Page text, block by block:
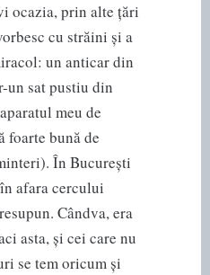
ocazia, prin alte țări
cu străini și a
un anticar din
un sat pustiu din
meu de
foarte bună de
În București
afara cercului
Cândva, era
asta, și cei care nu
se tem oricum și